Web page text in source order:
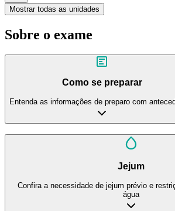
Mostrar todas as unidades
Sobre o exame
Como se preparar
Entenda as informações de preparo com
Jejum
Confira a necessidade de jejum prévio e
água